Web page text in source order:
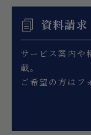
資料請求
サービス案内や
載。
ご希望の方はフ